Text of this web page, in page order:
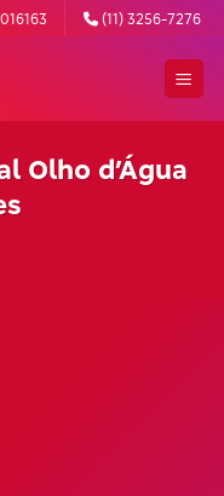
(11) 3256-7276
Olho d’Água